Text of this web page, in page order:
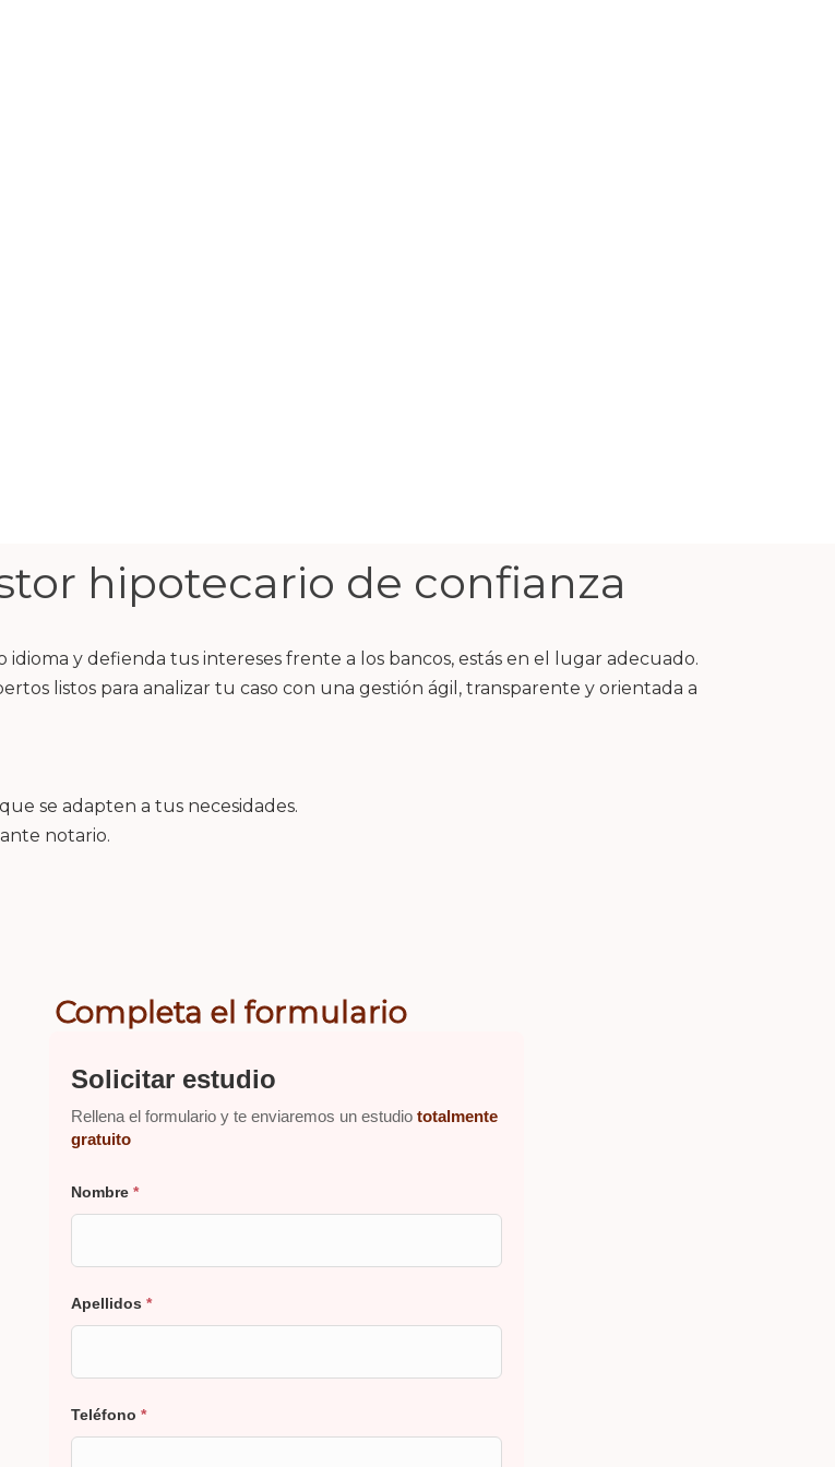
hipotecario de confianza
y defienda tus intereses frente a los bancos, estás en el lugar adecuado.
listos para analizar tu caso con una gestión ágil, transparente y orientada a
se adapten a tus necesidades.
notario.
Completa el formulario
Solicitar estudio
Rellena el formulario y te enviaremos un estudiototalmente
gratuito
Nombre*
Apellidos*
Teléfono*